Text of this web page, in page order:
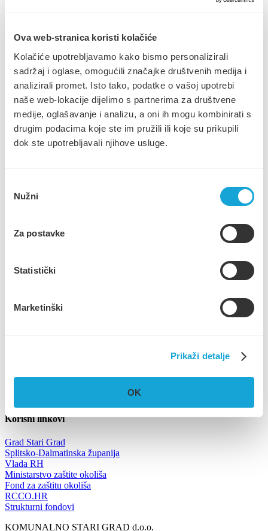
Ova web-stranica koristi kolačiće
Kolačiće upotrebljavamo kako bismo personalizirali
sadržaj i oglase, omogućili značajke društvenih medija i
analizirali promet. Isto tako, podatke o vašoj upotrebi
naše web-lokacije dijelimo s partnerima za društvene
medije, oglašavanje i analizu, a oni ih mogu kombinirati s
drugim podacima koje ste im pružili ili koje su prikupili
dok ste upotrebljavali njihove usluge.
pristanka
Nužni
Za postavke
Statistički
Marketinški
Prikaži detalje
OK
Pristup informacijama
Zakoni i pravilnici
Natječaji
Zaštita osobnih podataka
Cjenik usluga
Novosti i obavijesti
Kontakt
STAROGA GRADA SA PRIGRADSKIM NASELJIMA
Dragi sugrađani,
Obavještavamo Vas da će se: dana 20.07.2021. godine u vremenu
od 23:00 do 03:00 provoditi obvezna (preventivna) ULV
dezinsekcija (komarci) grada Staroga Grada sa prigradskim
naseljima Vrbanj, Dol, Rudina, Basina i Selca. U slučaju lošeg
Ekipa na terenu: Tomislav Mihelčić, san.ing., izvršitelj DDD
Luka Marić – san.teh., izvršitelj DDD poslova (091 3698006)
S
poštovanjem,
KOMUNALNO STARI GRAD D.O.O.
Korisni linkovi
Grad Stari Grad
Splitsko-Dalmatinska županija
Vlada RH
Ministarstvo zaštite okoliša
Fond za zaštitu okoliša
RCCO.HR
Strukturni fondovi
KOMUNALNO STARI GRAD d.o.o.